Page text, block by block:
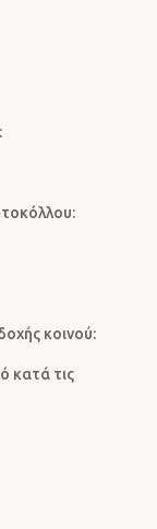
κοινού:
κατά τις